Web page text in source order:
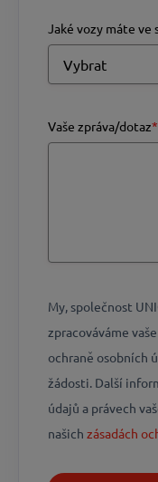
Jaké vozy máte ve
Vaše zpráva/dotaz*
My, společnost
zpracováváme
ochraně osobních
žádosti. Další
údajů a právech
našich ​​​​​​​zásadách